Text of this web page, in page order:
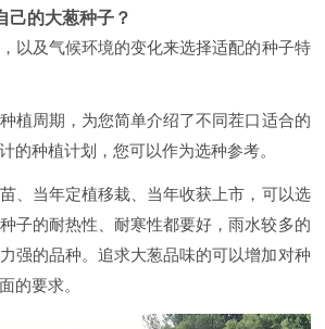
己的大葱种子？
以及气候环境的变化来选择适配的种子特
植周期，为您简单介绍了不同茬口适合的
的种植计划，您可以作为选种参考。
、当年定植移栽、当年收获上市，可以选
子的耐热性、耐寒性都要好，雨水较多的
强的品种。追求大葱品味的可以增加对种
的要求。